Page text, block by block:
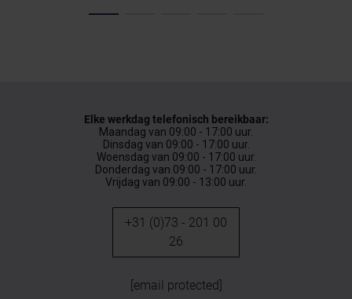
Elke werkdag telefonisch bereikbaar:
Maandag van 09:00 - 17:00 uur.
Dinsdag van 09:00 - 17:00 uur.
Woensdag van 09:00 - 17:00 uur.
Donderdag van 09:00 - 17:00 uur.
Vrijdag van 09:00 - 13:00 uur.
+31 (0)73 - 201 00
26
[email protected]